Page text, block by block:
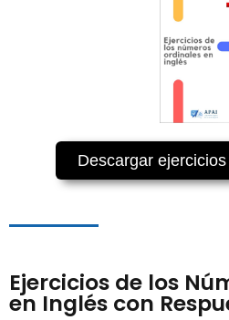
Descargar
Ejercicios de los
en Inglés con